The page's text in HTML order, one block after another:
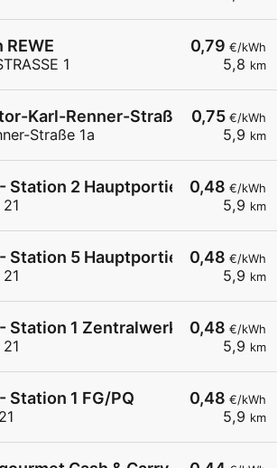
0,79 €/kWh
5,8 km
1
0,75 €/kWh
5,9 km
Karl-Renner-Straße 1a
Straße 1a
0,48 €/kWh
5,9 km
Station 2 Hauptportier
0,48 €/kWh
5,9 km
Station 5 Hauptportier
0,48 €/kWh
5,9 km
Station 1 Zentralwerkstätte
0,48 €/kWh
5,9 km
Station 1 FG/PQ